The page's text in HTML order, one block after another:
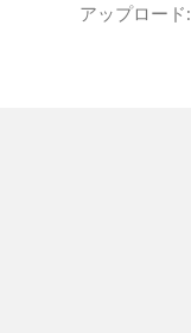
アップロード: